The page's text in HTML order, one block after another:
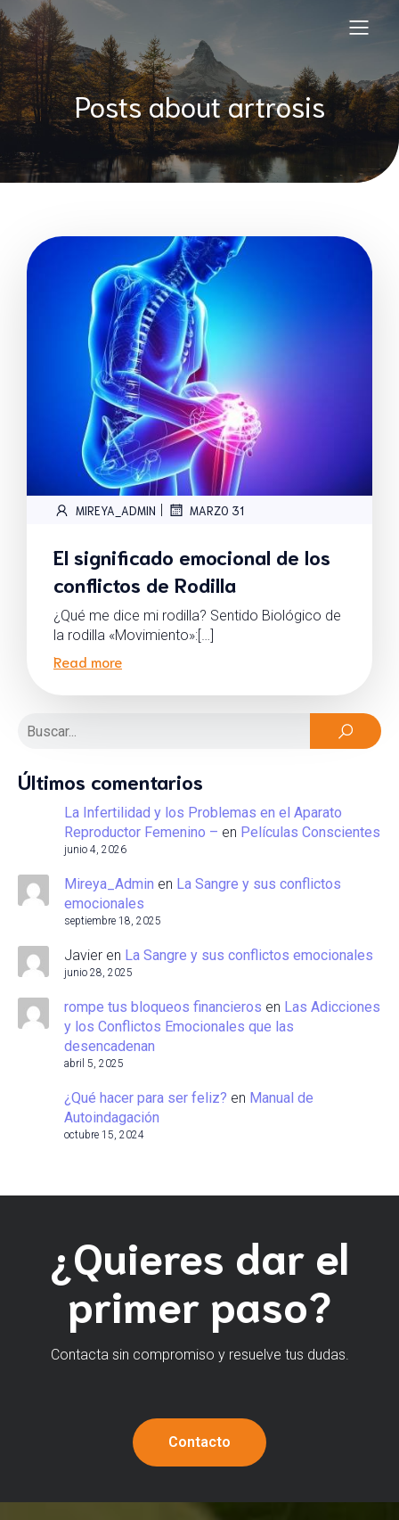
Posts about artrosis
MIREYA_ADMIN | MARZO 31
El significado emocional de los
conflictos de Rodilla
¿Qué me dice mi rodilla? Sentido Biológico de
la rodilla «Movimiento»:[…]
Read more
Últimos comentarios
La Infertilidad y los Problemas en el Aparato
Reproductor Femenino – en Películas Conscientes
junio 4, 2026
Mireya_Admin en La Sangre y sus conflictos
emocionales
septiembre 18, 2025
Javier en La Sangre y sus conflictos emocionales
junio 28, 2025
rompe tus bloqueos financieros en Las Adicciones
y los Conflictos Emocionales que las
desencadenan
abril 5, 2025
¿Qué hacer para ser feliz? en Manual de
Autoindagación
octubre 15, 2024
¿Quieres dar el
primer paso?
Contacta sin compromiso y resuelve tus dudas.
Contacto